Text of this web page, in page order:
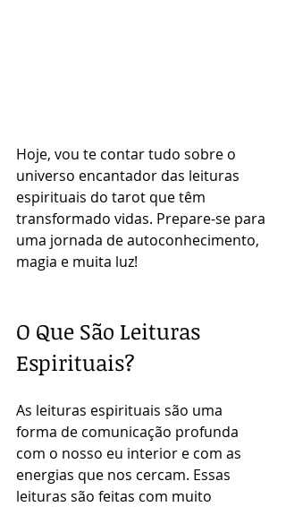
Hoje, vou te contar tudo sobre o
universo encantador das leituras
espirituais do tarot que têm
transformado vidas. Prepare-se para
uma jornada de autoconhecimento,
magia e muita luz!
O Que São Leituras
Espirituais?
As leituras espirituais são uma
forma de comunicação profunda
com o nosso eu interior e com as
energias que nos cercam. Essas
leituras são feitas com muito